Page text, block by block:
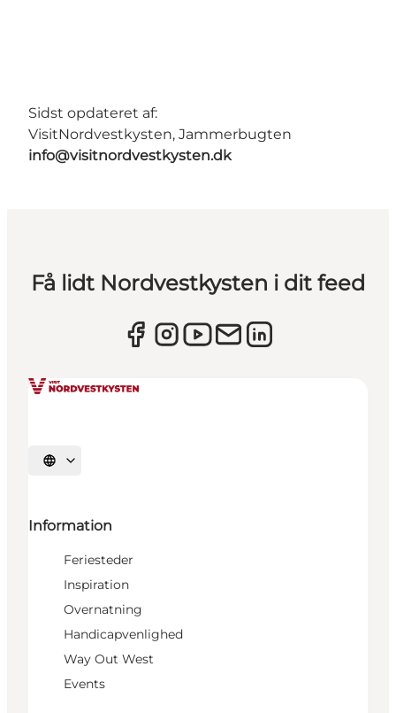
Sidst opdateret af:
VisitNordvestkysten, Jammerbugten
info@visitnordvestkysten.dk
Få lidt Nordvestkysten i dit feed
Vælg sprog
Information
Feriesteder
Inspiration
Overnatning
Handicapvenlighed
Way Out West
Events